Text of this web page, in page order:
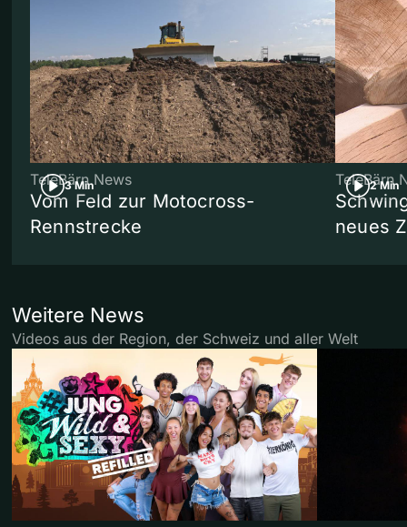
3 Min
TeleBärn News
Vom Feld zur Motocross-
Rennstrecke
2 Min
TeleBärn
neues
Weitere News
Videos aus der Region, der Schweiz und aller Welt